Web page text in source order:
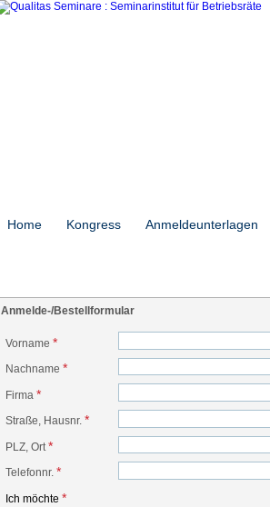
Home Kongress Anmeldeunterlagen
Anmelde-/Bestellformular
Vorname *
Nachname *
Firma *
Straße, Hausnr. *
PLZ, Ort *
Telefonnr. *
Ich möchte *